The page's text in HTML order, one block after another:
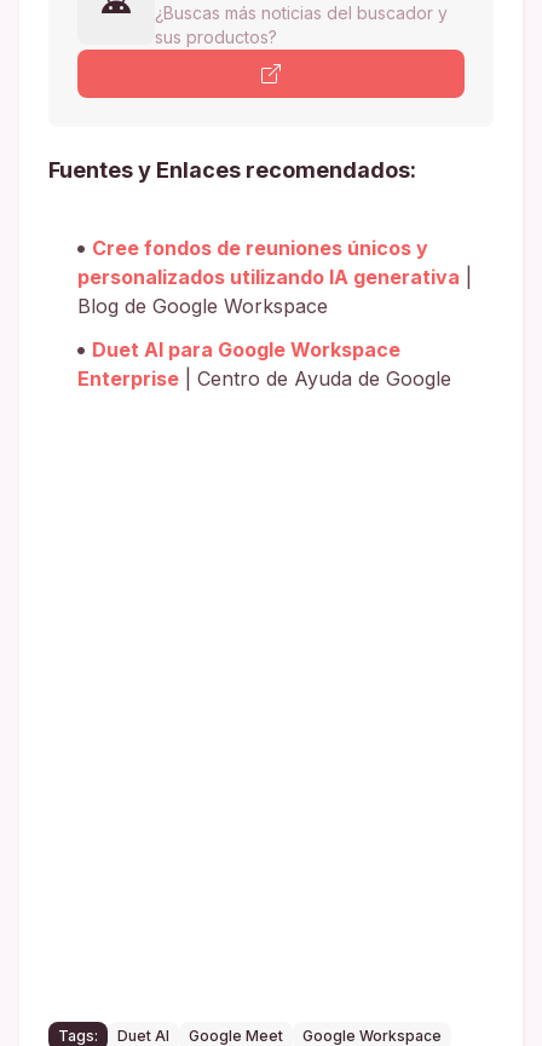
¿Buscas más noticias del buscador y
sus productos?
Fuentes y Enlaces recomendados:
Cree fondos de reuniones únicos y
personalizados utilizando IA generativa
Blog de Google Workspace
Duet AI para Google Workspace
Enterprise | Centro de Ayuda de Google
Tags: Duet AI Google Meet
Google Workspace